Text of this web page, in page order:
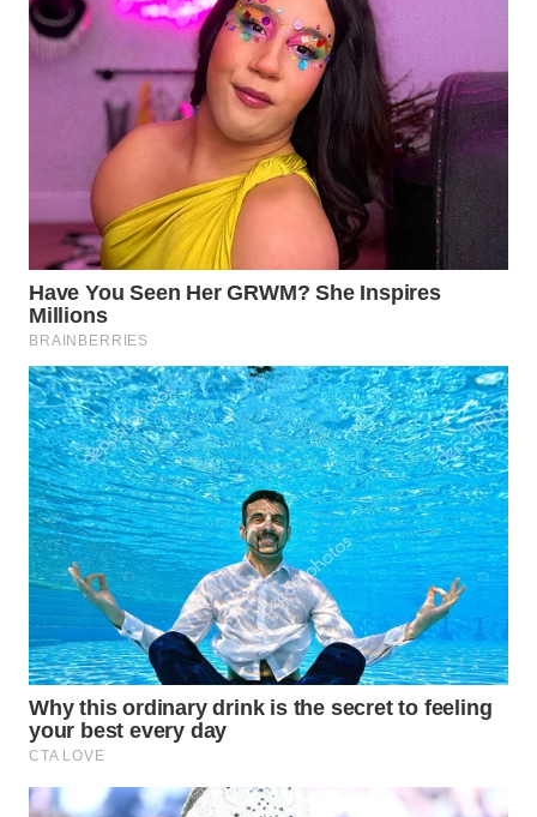
WN
KALSEL
KALTIM
WN
SULSEL
WN
GORONTALO
WN
SULUT
WN
MALUKU
WN
MALUT
WN
DAIRI
WN
DANAU
TOBA